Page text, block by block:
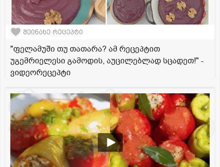
შეინახე რეცეპტი
"ფელამუში თუ თათარა? ამ რეცეპტით
უგემრიელესი გამოდის, აუცილებლად სცადეთ!" -
ვიდეორეცეპტი